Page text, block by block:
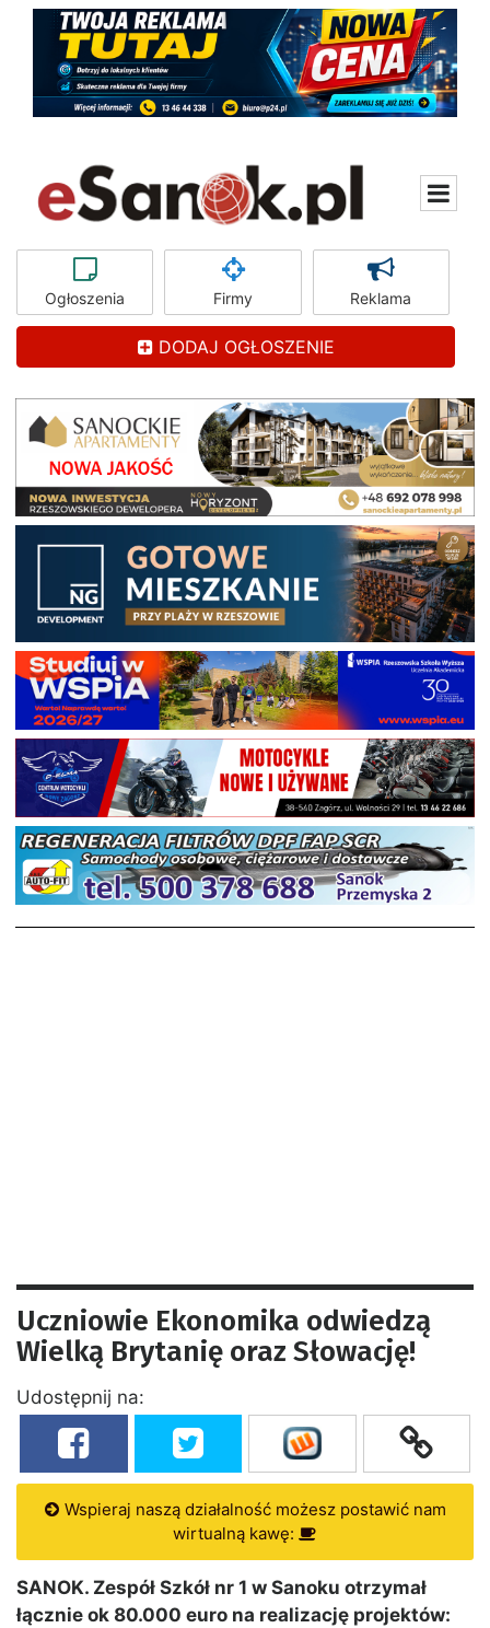
Ogłoszenia Firmy Reklama
DODAJ OGŁOSZENIE
Uczniowie Ekonomika odwiedzą
Wielką Brytanię oraz Słowację!
Udostępnij na:
Wspieraj naszą działalność możesz postawić nam
wirtualną kawę:
SANOK. Zespół Szkół nr 1 w Sanoku otrzymał
łącznie ok 80.000 euro na realizację projektów: